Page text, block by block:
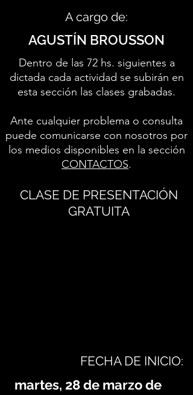
A cargo de:
AGUSTÍN BROUSSON
Dentro de las 72 hs. siguientes a
dictada cada actividad se subirán en
esta sección las clases grabadas.
Ante cualquier problema o consulta
puede comunicarse con nosotros por
los medios disponibles en la sección
CONTACTOS.
CLASE DE PRESENTACIÓN
GRATUITA
FECHA DE INICIO:
martes, 28 de marzo de